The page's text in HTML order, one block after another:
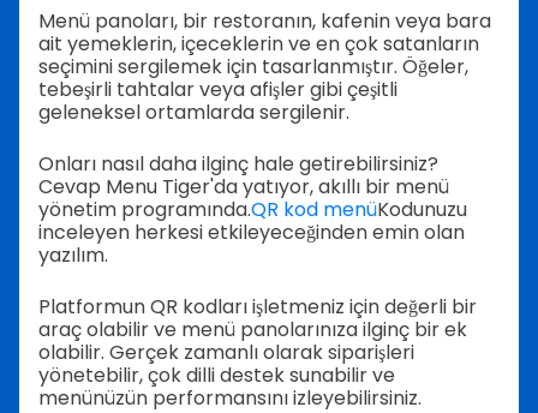
Menü panoları, bir restoranın, kafenin veya bara
ait yemeklerin, içeceklerin ve en çok satanların
seçimini sergilemek için tasarlanmıştır. Öğeler,
tebeşirli tahtalar veya afişler gibi çeşitli
geleneksel ortamlarda sergilenir.
Onları nasıl daha ilginç hale getirebilirsiniz?
Cevap Menu Tiger'da yatıyor, akıllı bir menü
yönetim programında.QR kod menüKodunuzu
inceleyen herkesi etkileyeceğinden emin olan
yazılım.
Platformun QR kodları işletmeniz için değerli bir
araç olabilir ve menü panolarınıza ilginç bir ek
olabilir. Gerçek zamanlı olarak siparişleri
yönetebilir, çok dilli destek sunabilir ve
menünüzün performansını izleyebilirsiniz.